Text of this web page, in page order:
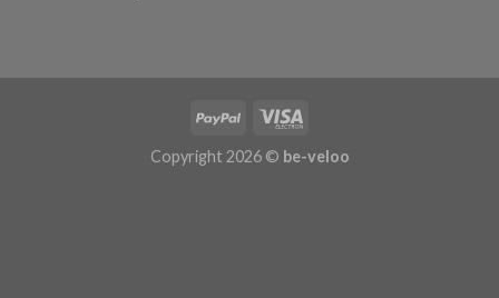
Copyright 2026 © be-veloo